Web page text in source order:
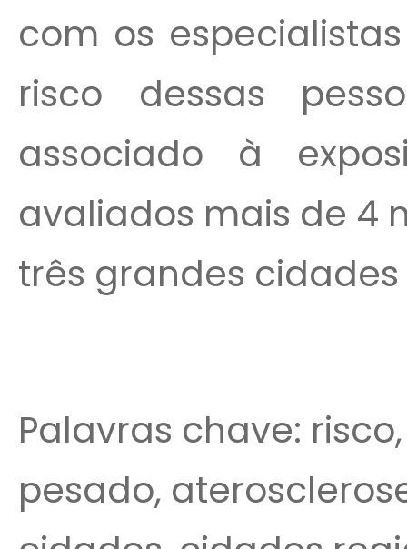
com os
risco dessas
associado à
avaliados mais de 4
três grandes
Palavras chave:
pesado,